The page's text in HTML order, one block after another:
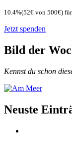
10.4%(52€ von 500€)
Jetzt spenden
Bild der
Kennst du schon
Neuste